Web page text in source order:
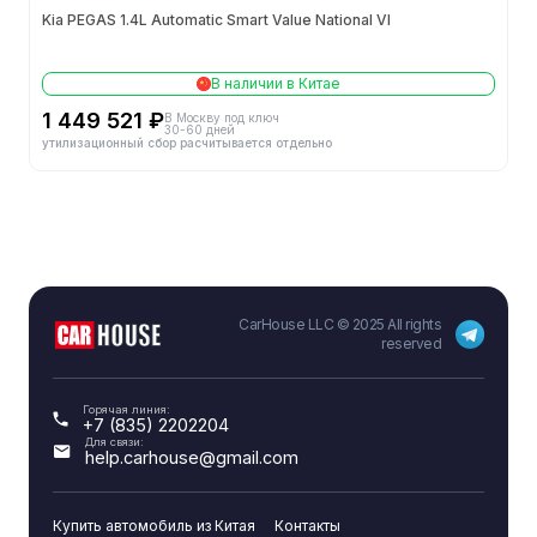
Kia PEGAS 1.4L Automatic Smart Value National VI
В наличии в Китае
1 449 521 ₽В Москву под ключ
30-60 дней
утилизационный сбор расчитывается отдельно
CarHouse LLC © 2025 All rights
reserved
Купить автомобиль из Китая Контакты
Горячая линия:
+7 (835) 2202204
Для связи:
help.carhouse@gmail.com